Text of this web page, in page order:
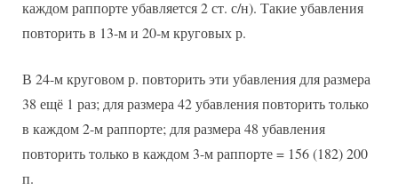
каждом раппорте убавляется 2 ст. с/н). Такие убавления
повторить в 13-м и 20-м круговых р.
В 24-м круговом р. повторить эти убавления для размера
38 ещё 1 раз; для размера 42 убавления повторить только
в каждом 2-м раппорте; для размера 48 убавления
повторить только в каждом 3-м раппорте = 156 (182) 200
п.